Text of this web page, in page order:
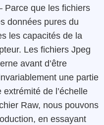
Parce que les fichiers
données pures du
les capacités de la
Les fichiers Jpeg
avant d’être
une partie
de l’échelle
Raw, nous pouvons
en essayant